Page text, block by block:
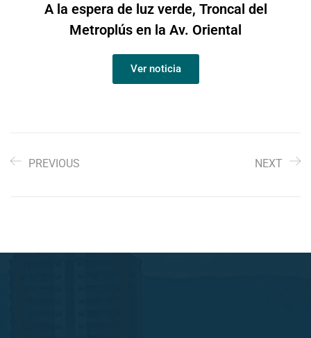
A la espera de luz verde, Troncal del
Metroplús en la Av. Oriental
Ver noticia
PREVIOUS NEXT